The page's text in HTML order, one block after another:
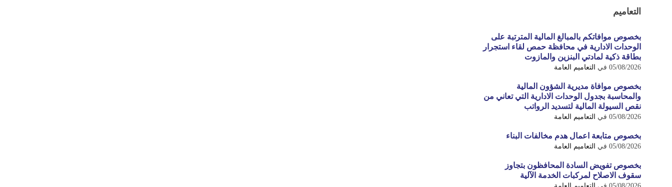
التعاميم
بخصوص موافاتكم بالمبالغ المالية المترتبة على
الوحدات الادارية في محافظة حمص لقاء استجرار
بطاقة ذكية لمادتي البنزين والمازوت
05/08/2026 في التعاميم العامة
بخصوص موافاة مديرية الشؤون المالية
والمحاسبة بجدول الوحدات الادارية التي تعاني من
نقص السيولة المالية لتسديد الرواتب
05/08/2026 في التعاميم العامة
بخصوص متابعة اعمال هدم مخالفات البناء
05/08/2026 في التعاميم العامة
بخصوص تفويض السادة المحافظون بتجاوز
سقوف الاصلاح لمركبات الخدمة الآلية